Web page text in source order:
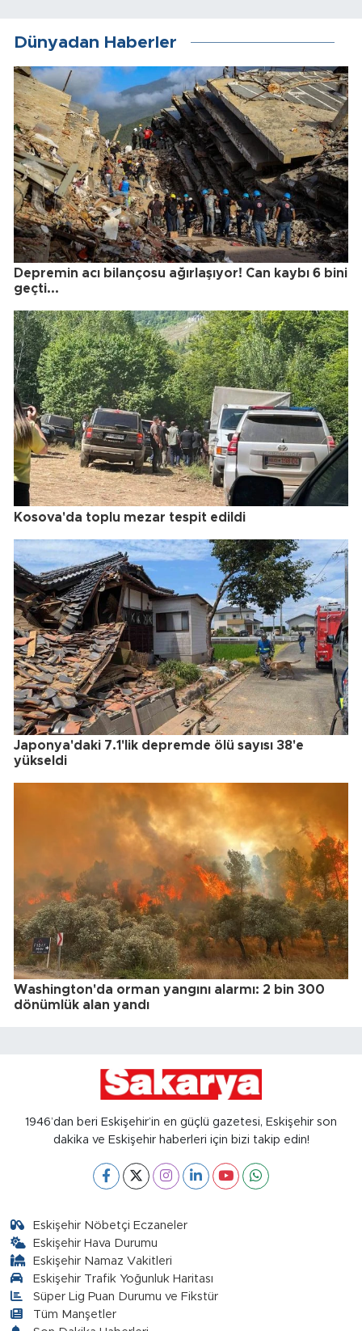
Dünyadan Haberler
Depremin acı bilançosu ağırlaşıyor! Can kaybı 6 bini
geçti...
Kosova'da toplu mezar tespit edildi
Japonya'daki 7.1'lik depremde ölü sayısı 38'e
yükseldi
Washington'da orman yangını alarmı: 2 bin 300
dönümlük alan yandı
1946’dan beri Eskişehir’in en güçlü gazetesi, Eskişehir son
dakika ve Eskişehir haberleri için bizi takip edin!
Eskişehir Nöbetçi Eczaneler
Eskişehir Hava Durumu
Eskişehir Namaz Vakitleri
Eskişehir Trafik Yoğunluk Haritası
Süper Lig Puan Durumu ve Fikstür
Tüm Manşetler